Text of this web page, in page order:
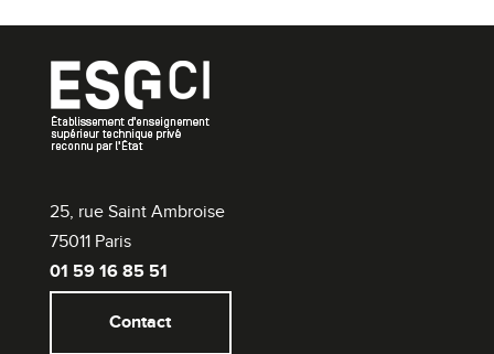
25, rue Saint Ambroise
75011 Paris
01 59 16 85 51
Contact